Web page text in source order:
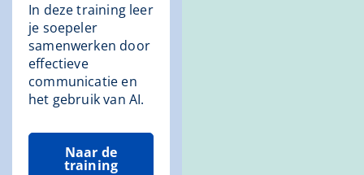
In deze training leer
je soepeler
samenwerken door
effectieve
communicatie en
het gebruik van AI.
Naar de
training